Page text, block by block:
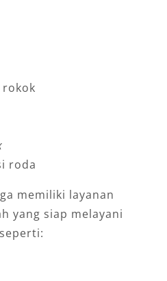
rokok
roda
memiliki layanan
yang siap melayani